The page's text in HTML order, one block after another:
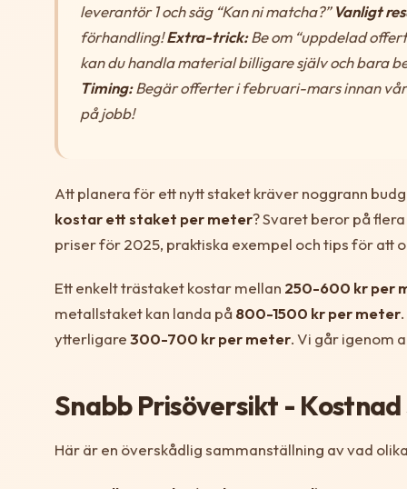
leverantör 1 och säg “Kan ni matcha?”Vanligt
förhandling!Extra-trick:Be om “uppdelad
kan du handla material billigare själv och bara
Timing:Begär offerter i februari-mars innan
på jobb!
Att planera för ett nytt staket kräver noggrann
kostar ett staket per meter? Svaret beror på
priser för 2025, praktiska exempel och tips för att
Ett enkelt trästaket kostar mellan 250-600 kr per
metallstaket kan landa på 800-1500 kr per meter
ytterligare300-700 kr per meter. Vi går igenom
Snabb Prisöversikt -
Här är en överskådlig sammanställning av vad